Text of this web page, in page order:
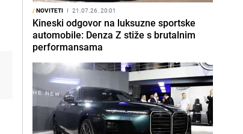
/NOVITETI I 21.07.26. 20:01
Kineski odgovor na luksuzne sportske
automobile: Denza Z stiže s brutalnim
performansama